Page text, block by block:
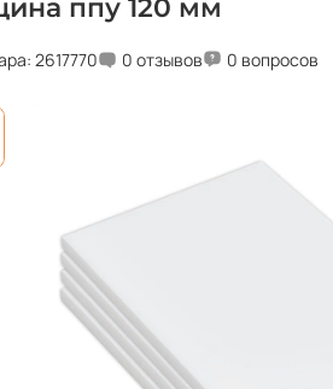
ппу 120 мм
2617770 0 отзывов 0 вопросов